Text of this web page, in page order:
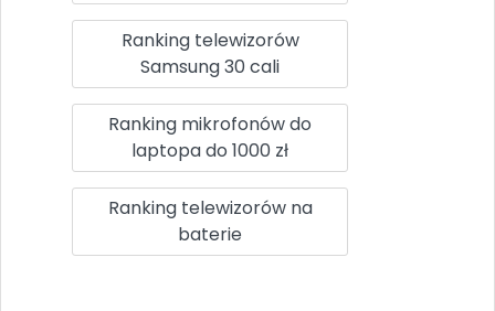
Ranking telewizorów
Samsung 30 cali
Ranking mikrofonów do
laptopa do 1000 zł
Ranking telewizorów na
baterie